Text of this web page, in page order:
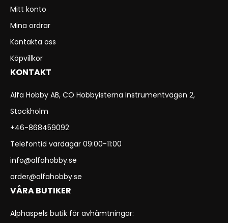
Mitt konto
Mina ordrar
Kontakta oss
Köpvillkor
KONTAKT
Alfa Hobby AB, CO Hobbyisterna Instrumentvägen 2,
Stockholm
+46-868459092
Telefontid vardagar 09:00-11:00
info@alfahobby.se
order@alfahobby.se
VÅRA BUTIKER
Alphaspels butik för avhämtningar: